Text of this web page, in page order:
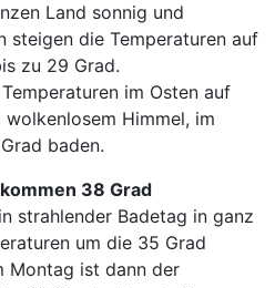
Land sonnig und
steigen die Temperaturen auf
zu 29 Grad.
im Osten auf
Himmel, im
baden.
38 Grad
strahlender Badetag in ganz
um die 35 Grad
Montag ist dann der